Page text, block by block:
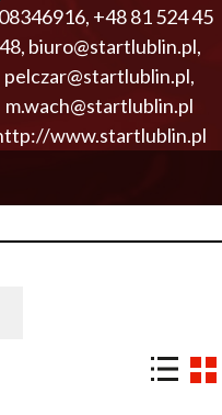
, +48 81 524 45
48, biuro@startlublin.pl,
pelczar@startlublin.pl,
m.wach@startlublin.pl
www.startlublin.pl